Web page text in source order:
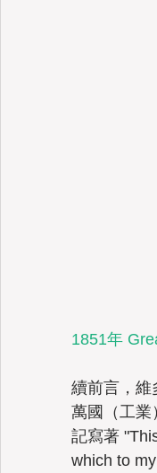
1851年
續前言，維
萬國（工業
記寫著
which to